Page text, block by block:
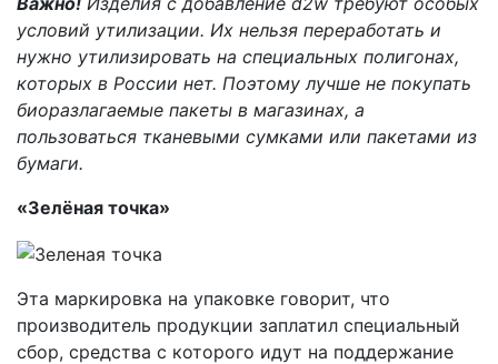
условий утилизации. Их нельзя переработать и
нужно утилизировать на специальных полигонах,
которых в России нет. Поэтому лучше не покупать
биоразлагаемые пакеты в магазинах, а
пользоваться тканевыми сумками или пакетами из
бумаги.
«Зелёная точка»
Эта маркировка на упаковке говорит, что
производитель продукции заплатил специальный
сбор, средства с которого идут на поддержание